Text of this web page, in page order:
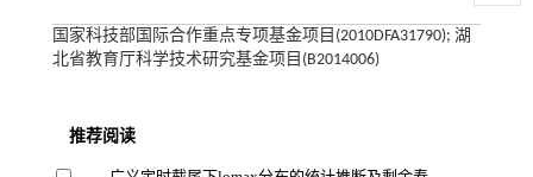
国家科技部国际合作重点专项基金项目(2010DFA31790); 湖
北省教育厅科学技术研究基金项目(B2014006)